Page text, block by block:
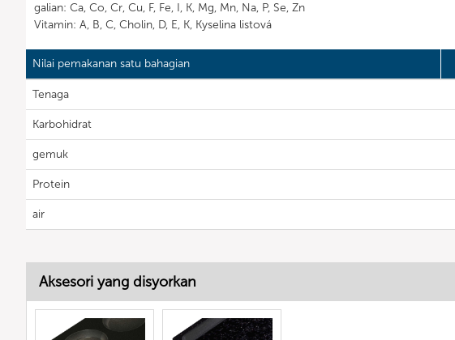
galian: Ca, Co, Cr, Cu, F, Fe, I, K, Mg, Mn, Na, P, Se, Zn
Vitamin: A, B, C, Cholin, D, E, K, Kyselina listová
Nilai pemakanan satu bahagian
Tenaga
Karbohidrat
gemuk
Protein
air
Aksesori yang disyorkan